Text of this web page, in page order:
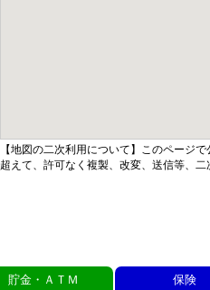
【地図の二次利用について】このページ
超えて、許可なく複製、改変、送信等、
貯金・ＡＴＭ 保険